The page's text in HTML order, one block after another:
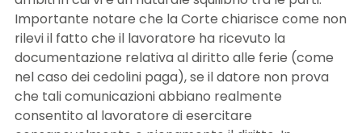
Importante notare che la Corte chiarisce come non
rilevi il fatto che il lavoratore ha ricevuto la
documentazione relativa al diritto alle ferie (come
nel caso dei cedolini paga), se il datore non prova
che tali comunicazioni abbiano realmente
consentito al lavoratore di esercitare